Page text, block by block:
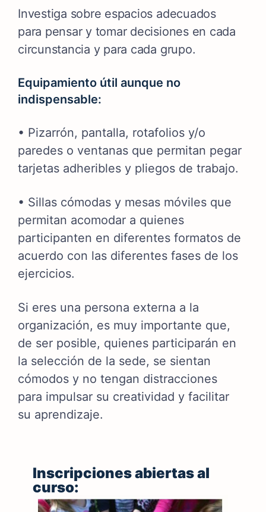
Investiga sobre espacios adecuados
para pensar y tomar decisiones en cada
circunstancia y para cada grupo.
Equipamiento útil aunque no
indispensable:
• Pizarrón, pantalla, rotafolios y/o
paredes o ventanas que permitan pegar
tarjetas adheribles y pliegos de trabajo.
• Sillas cómodas y mesas móviles que
permitan acomodar a quienes
participanten en diferentes formatos de
acuerdo con las diferentes fases de los
ejercicios.
Si eres una persona externa a la
organización, es muy importante que,
de ser posible, quienes participarán en
la selección de la sede, se sientan
cómodos y no tengan distracciones
para impulsar su creatividad y facilitar
su aprendizaje.
Inscripciones abiertas al
curso: